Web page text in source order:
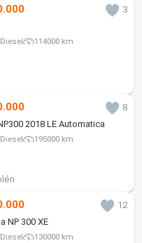
3
Diesel 114000 km
8
2018 LE Automatica
Diesel 195000 km
12
NP 300 XE
Diesel 130000 km